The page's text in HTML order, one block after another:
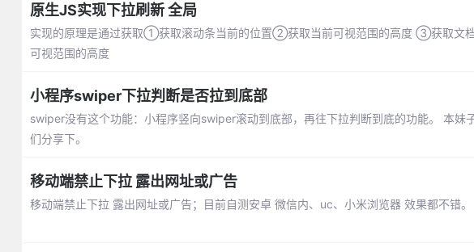
原生JS实现下拉刷新 全局
实现的原理是通过获取①获取滚动条当前的位置②获取当前可视范围的高度 ③获取文
可视范围的高度
小程序swiper下拉判断是否拉到底部
swiper没有这个功能：小程序竖向swiper滚动到底部，再往下拉判断到底的功能。 本妹
们分享下。
移动端禁止下拉 露出网址或广告
移动端禁止下拉 露出网址或广告；目前自测安卓 微信内、uc、小米浏览器 效果都不错。